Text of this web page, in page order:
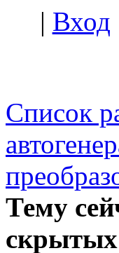
| Вход
Список
Тему